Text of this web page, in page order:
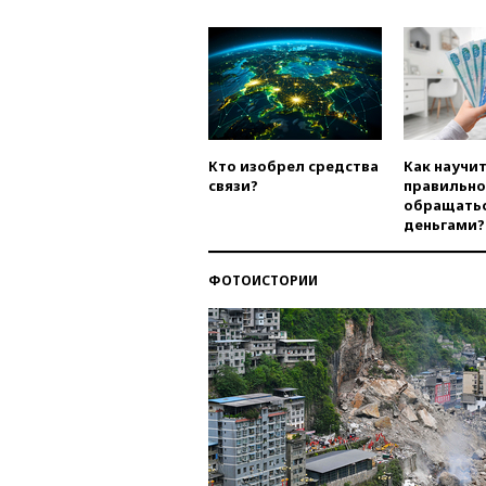
Кто изобрел средства
связи?
Как
правильно
деньгами?
ФОТОИСТОРИИ